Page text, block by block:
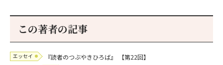
この著者の記事
エッセイ 『読者のつぶやきひろば』 【第22回】